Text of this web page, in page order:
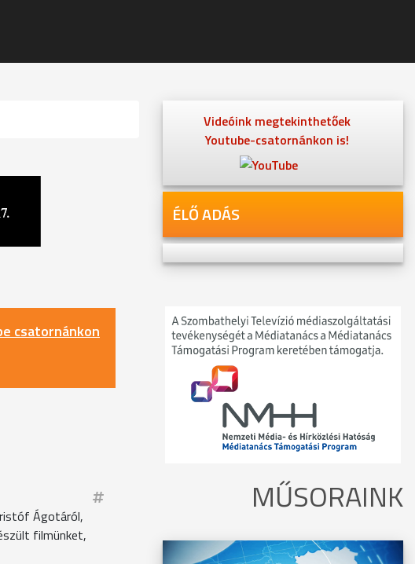
csatornánkon
Ágotáról,
filmünket,
Videóink megtekinthetőek
Youtube-csatornánkon is!
ÉLŐ ADÁS
MŰSORAINK